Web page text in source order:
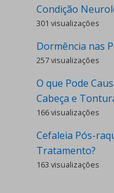
Condição
301 visualizações
Dormência nas
257 visualizações
O que Pode
Cabeça e
166 visualizações
Cefaleia Pós-
Tratamento?
163 visualizações